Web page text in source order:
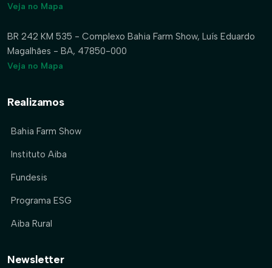
Veja no Mapa
BR 242 KM 535 - Complexo Bahia Farm Show, Luís Eduardo
Magalhães - BA, 47850-000
Veja no Mapa
Realizamos
Bahia Farm Show
Instituto Aiba
Fundesis
Programa ESG
Aiba Rural
Newsletter